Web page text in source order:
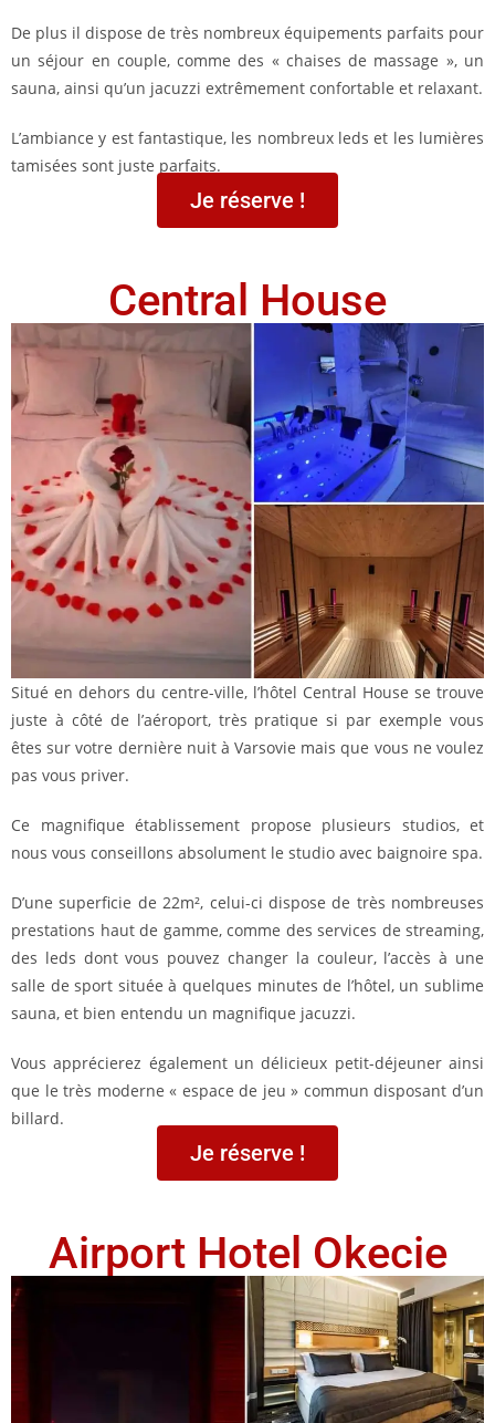
De plus il dispose de très nombreux équipements parfaits pour
un séjour en couple, comme des « chaises de massage », un
sauna, ainsi qu’un jacuzzi extrêmement confortable et relaxant.
L’ambiance y est fantastique, les nombreux leds et les lumières
tamisées sont juste parfaits.
Je réserve !
Central House
Situé en dehors du centre-ville, l’hôtel Central House se trouve
juste à côté de l’aéroport, très pratique si par exemple vous
êtes sur votre dernière nuit à Varsovie mais que vous ne voulez
pas vous priver.
Ce magnifique établissement propose plusieurs studios, et
nous vous conseillons absolument le studio avec baignoire spa.
D’une superficie de 22m², celui-ci dispose de très nombreuses
prestations haut de gamme, comme des services de streaming,
des leds dont vous pouvez changer la couleur, l’accès à une
salle de sport située à quelques minutes de l’hôtel, un sublime
sauna, et bien entendu un magnifique jacuzzi.
Vous apprécierez également un délicieux petit-déjeuner ainsi
que le très moderne « espace de jeu » commun disposant d’un
billard.
Je réserve !
Airport Hotel Okecie